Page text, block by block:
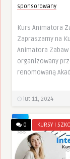
sponsorowany
Kurs Animatora
Zapraszamy na
Animatora
organizowany
renomowaną
lut 11, 2024
0 KURSY I